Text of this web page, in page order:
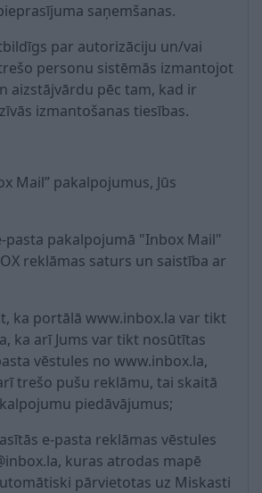
saņemšanas.
par autorizāciju un/vai
personu sistēmās izmantojot
aizstājvārdu pēc tam, kad ir
izmantošanas tiesības.
Mail” pakalpojumus, Jūs
pasta pakalpojumā "Inbox Mail"
reklāmas saturs un saistība ar
ka portālā www.inbox.la var tikt
ka arī Jums var tikt nosūtītas
vēstules no www.inbox.la,
trešo pušu reklāmu, tai skaitā
piedāvājumus;
e-pasta reklāmas vēstules
kuras atrodas mapē
pārvietotas uz Miskasti